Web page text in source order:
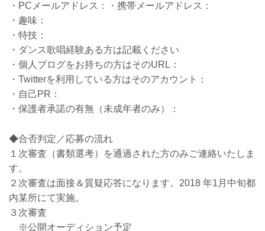
・PCメールアドレス：・携帯メールアドレス：
・趣味：
・特技：
・ダンス歌唱経験ある方は記載ください
・個人ブログをお持ちの方はそのURL：
・Twitterを利用している方はそのアカウント：
・自己PR：
・保護者承諾の有無（未成年者のみ）：
◆合否判定／応募の流れ
１次審査（書類選考）を通過された方のみご連絡いたしま
す。
２次審査は面接＆質疑応答になります。2018 年1月中旬都
内某所にて実施。
３次審査
※公開オーディション予定